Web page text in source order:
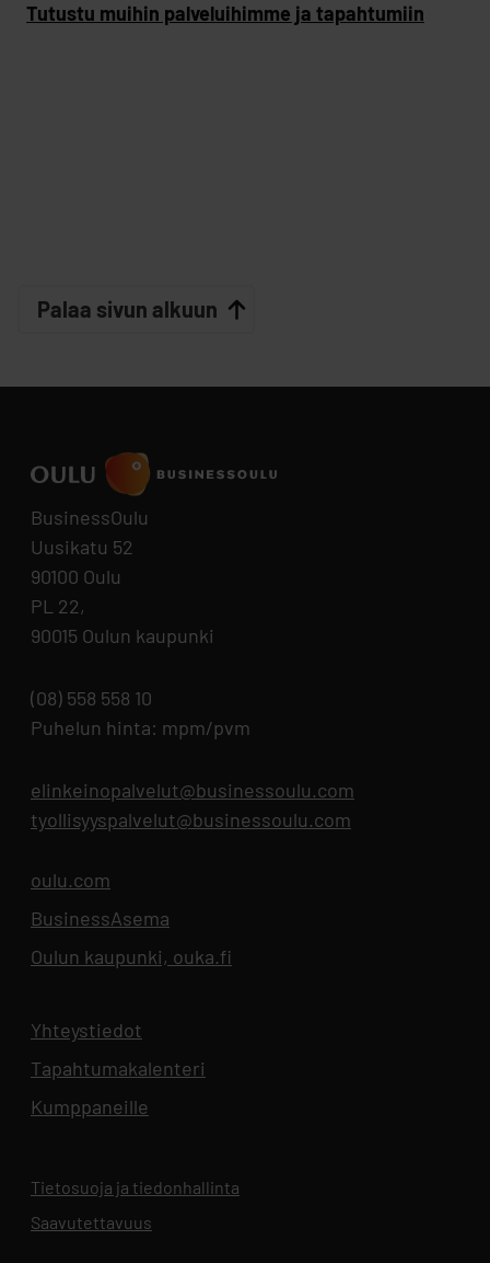
Tutustu muihin palveluihimme ja tapahtumiin
Palaa sivun alkuun
BusinessOulu
Uusikatu 52
90100 Oulu
PL 22,
90015 Oulun kaupunki
(08) 558 558 10
Puhelun hinta: mpm/pvm
elinkeinopalvelut@businessoulu.com
tyollisyyspalvelut@businessoulu.com
oulu.com
BusinessAsema
Oulun kaupunki, ouka.fi
Yhteystiedot
Tapahtumakalenteri
Kumppaneille
Tietosuoja ja tiedonhallinta
Saavutettavuus